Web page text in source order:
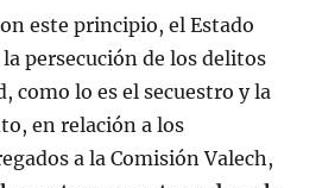
este principio, el Estado
persecución de los delitos
como lo es el secuestro y la
en relación a los
a la Comisión Valech,